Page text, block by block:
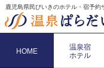
鹿児島県民びいきのホテル・宿予約
HOME
温泉宿
ホテル